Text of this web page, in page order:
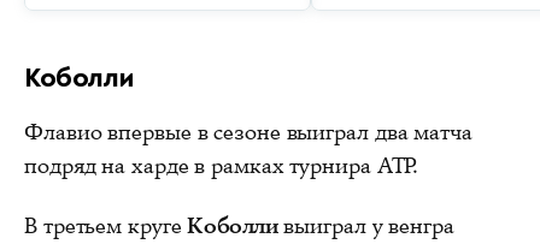
Коболли
Флавио впервые в сезоне выиграл два матча
подряд на харде в рамках турнира ATP.
В третьем кругеКоболливыиграл у венгра